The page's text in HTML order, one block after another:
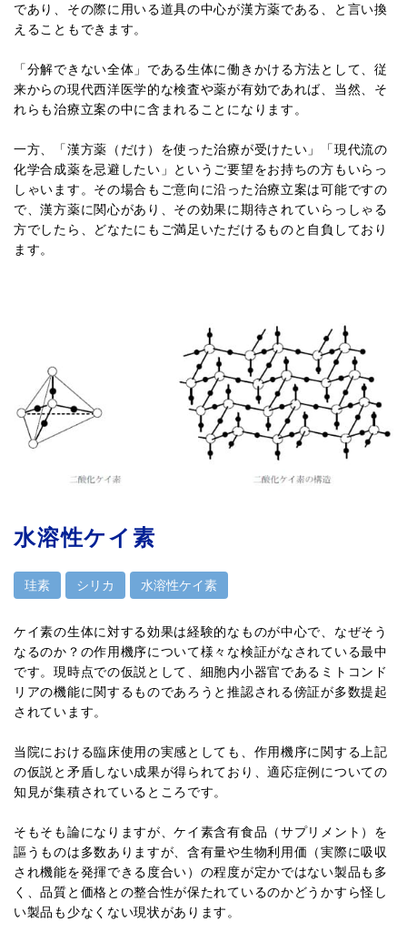
であり、その際に用いる道具の中心が漢方薬である、と言い換
えることもできます。
「分解できない全体」である生体に働きかける方法として、従
来からの現代西洋医学的な検査や薬が有効であれば、当然、そ
れらも治療立案の中に含まれることになります。
一方、「漢方薬（だけ）を使った治療が受けたい」「現代流の
化学合成薬を忌避したい」というご要望をお持ちの方もいらっ
しゃいます。その場合もご意向に沿った治療立案は可能ですの
で、漢方薬に関心があり、その効果に期待されていらっしゃる
方でしたら、どなたにもご満足いただけるものと自負しており
ます。
水溶性ケイ素
珪素 シリカ 水溶性ケイ素
ケイ素の生体に対する効果は経験的なものが中心で、なぜそう
なるのか？の作用機序について様々な検証がなされている最中
です。現時点での仮説として、細胞内小器官であるミトコンド
リアの機能に関するものであろうと推認される傍証が多数提起
されています。
当院における臨床使用の実感としても、作用機序に関する上記
の仮説と矛盾しない成果が得られており、適応症例についての
知見が集積されているところです。
そもそも論になりますが、ケイ素含有食品（サプリメント）を
謳うものは多数ありますが、含有量や生物利用価（実際に吸収
され機能を発揮できる度合い）の程度が定かではない製品も多
く、品質と価格との整合性が保たれているのかどうかすら怪し
い製品も少なくない現状があります。